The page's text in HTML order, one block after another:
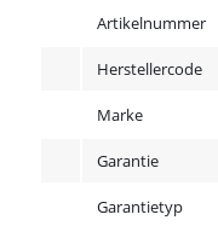
Artikelnummer
Herstellercode
Marke
Garantie
Garantietyp